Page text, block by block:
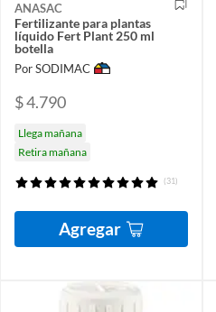
ANASAC
Fertilizante para plantas
líquido Fert Plant 250 ml
botella
Por SODIMAC
$ 4.790
Llega mañana
Retira mañana
(31)
Agregar